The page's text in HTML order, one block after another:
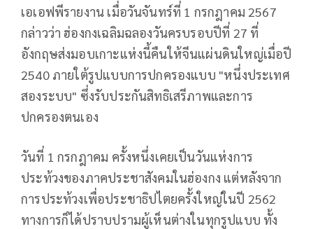
เอเอฟพีรายงาน เมื่อวันจันทร์ที่ 1 กรกฎาคม 2567
กล่าวว่า ฮ่องกงเฉลิมฉลองวันครบรอบปีที่ 27 ที่
อังกฤษส่งมอบเกาะแห่งนี้คืนให้จีนแผ่นดินใหญ่เมื่อปี
2540 ภายใต้รูปแบบการปกครองแบบ "หนึ่งประเทศ
สองระบบ" ซึ่งรับประกันสิทธิเสรีภาพและการ
ปกครองตนเอง
วันที่ 1 กรกฎาคม ครั้งหนึ่งเคยเป็นวันแห่งการ
ประท้วงของภาคประชาสังคมในฮ่องกง แต่หลังจาก
การประท้วงเพื่อประชาธิปไตยครั้งใหญ่ในปี 2562
ทางการก็ได้ปราบปรามผู้เห็นต่างในทุกรูปแบบ ทั้ง